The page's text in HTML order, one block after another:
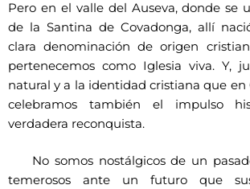
Pero en el valle del Auseva, donde se
de la Santina de Covadonga, allí
clara denominación de origen
pertenecemos como Iglesia viva. Y,
natural y a la identidad cristiana que en
celebramos también el impulso
verdadera reconquista.
No somos nostálgicos de un
temerosos ante un futuro que